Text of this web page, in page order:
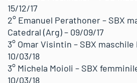
15/12/17
2° Emanuel Perathoner – SBX
Catedral (Arg) – 09/09/17
3° Omar Visintin – SBX maschile
10/03/18
3° Michela Moioli – SBX
10/03/18